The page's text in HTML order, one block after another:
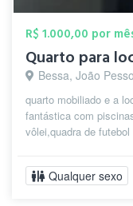
R$ 1.000,00 por
Quarto para
Bessa, João
quarto mobiliado e a
fantástica com
vôlei,quadra de futebol
Qualquer sexo